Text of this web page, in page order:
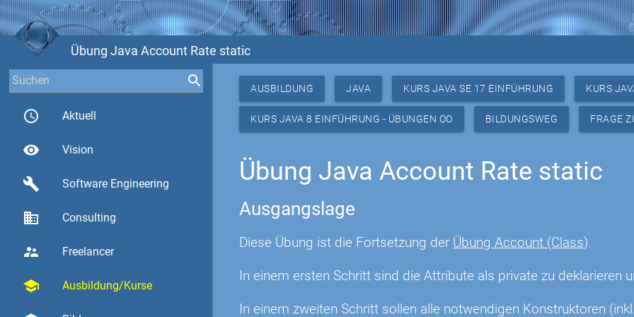
Übung Java Account Rate static
access_time Aktuell
visibility Vision
build Software Engineering
business Consulting
supervisor_account Freelancer
school Ausbildung/Kurse
AUSBILDUNG JAVA KURS JAVA SE 17 EINFÜHRUNG KURS
KURS JAVA 8 EINFÜHRUNG - ÜBUNGEN OO BILDUNGSWEG FRAGE
Übung Java Account Rate static
Ausgangslage
Diese Übung ist die Fortsetzung der Übung Account (Class).
In einem ersten Schritt sind die Attribute als private zu deklarieren
In einem zweiten Schritt sollen alle notwendigen Konstruktoren